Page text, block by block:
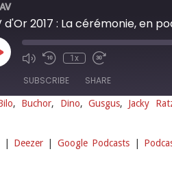
d'Or 2017 : La cérémonie, en
1x
SUBSCRIBE SHARE
RSS
, Buchor, Dino,Gusgus, Jacky
Deezer Google Podcasts